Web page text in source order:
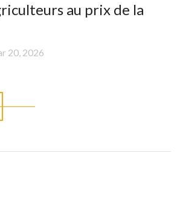
au prix de la
20, 2026